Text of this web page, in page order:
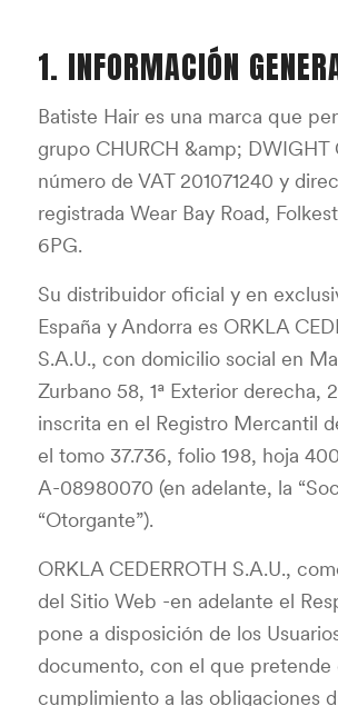
1. INFORMACIÓN
Batiste Hair es una marca que
grupo CHURCH &amp; DWIGHT
número de VAT 201071240 y
registrada Wear Bay Road,
6PG.
Su distribuidor oficial y en
España y Andorra es ORKLA
S.A.U., con domicilio social en
Zurbano 58, 1ª Exterior derecha,
inscrita en el Registro Mercantil
el tomo 37.736, folio 198, hoja
A-08980070 (en adelante, la
“Otorgante”).
ORKLA CEDERROTH S.A.U.,
del Sitio Web -en adelante el
pone a disposición de los
documento, con el que pretende
cumplimiento a las obligaciones